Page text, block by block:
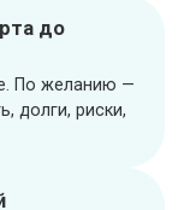
до
По желанию —
долги, риски,